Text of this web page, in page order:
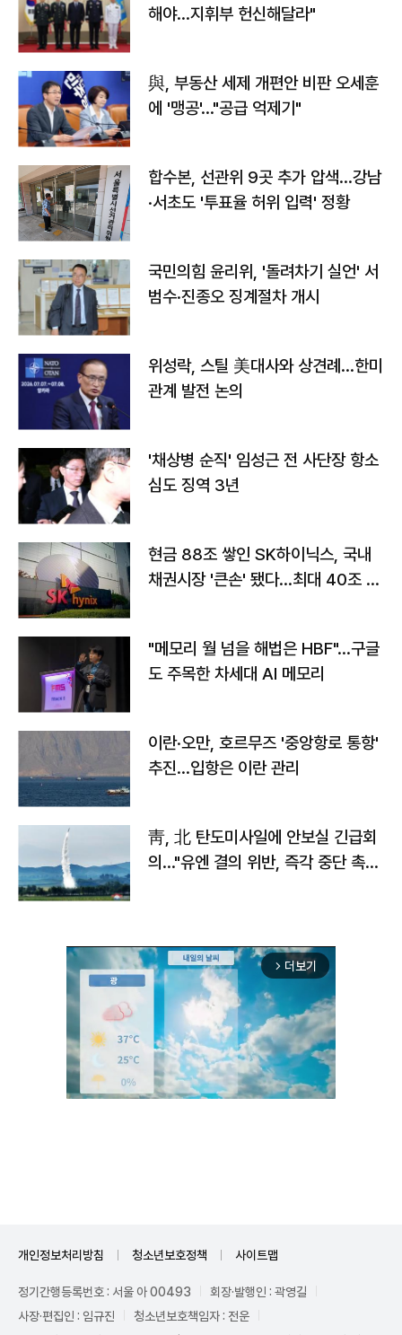
해야…지휘부 헌신해달라"
與, 부동산 세제 개편안 비판 오세훈
에 '맹공'…"공급 억제기"
합수본, 선관위 9곳 추가 압색…강남
·서초도 '투표율 허위 입력' 정황
국민의힘 윤리위, '돌려차기 실언' 서
범수·진종오 징계절차 개시
위성락, 스틸 美대사와 상견례…한미
관계 발전 논의
'채상병 순직' 임성근 전 사단장 항소
심도 징역 3년
현금 88조 쌓인 SK하이닉스, 국내
채권시장 '큰손' 됐다…최대 40조 투
"메모리 월 넘을 해법은 HBF"…구글
도 주목한 차세대 AI 메모리
이란·오만, 호르무즈 '중앙항로 통항'
추진…입항은 이란 관리
靑, 北 탄도미사일에 안보실 긴급회
의…"유엔 결의 위반, 즉각 중단 촉
arrow_forward_ios 더보기
개인정보처리방침 청소년보호정책 사이트맵
정기간행등록번호 : 서울 아 00493
회장·발행인 : 곽영길
사장·편집인 : 임규진
청소년보호책임자 : 전운